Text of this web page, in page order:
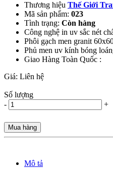
Thương hiệu Thế Giới
Mã sản phẩm: 023
Tình trạng: Còn hàng
Công nghệ in uv sắc nét
Phôi gạch men granit
Phủ men uv kính bóng
Giao Hàng Toàn Quốc :
Giá: Liên hệ
Số lượng
-
+
Mua hàng
Mô tả